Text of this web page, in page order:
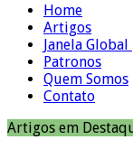
Home
Artigos
Janela
Patronos
Quem Somos
Contato
Artigos em